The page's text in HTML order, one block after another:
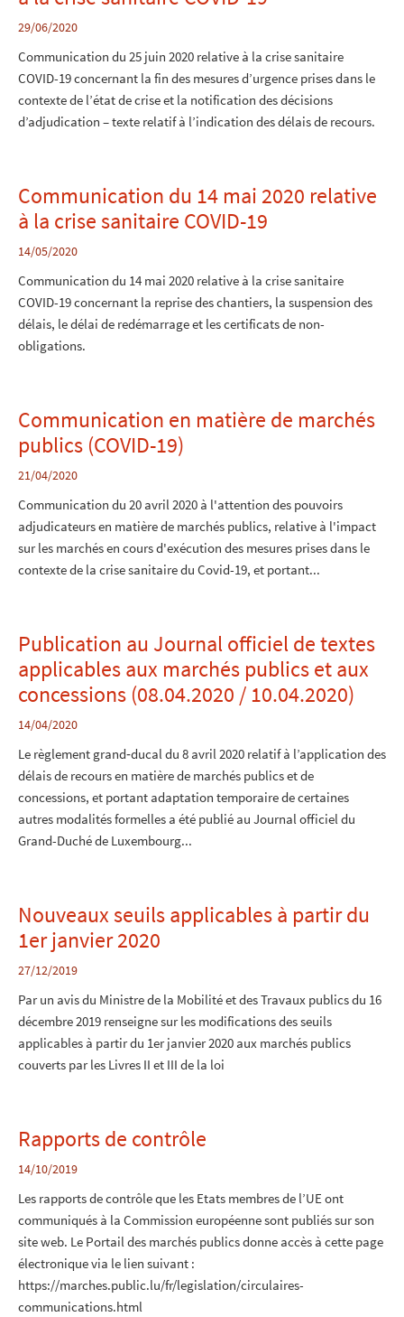
29/06/2020
Communication du 25 juin 2020 relative à la crise sanitaire
COVID-19 concernant la fin des mesures d’urgence prises dans le
contexte de l’état de crise et la notification des décisions
d’adjudication – texte relatif à l’indication des délais de recours.
Communication du 14 mai 2020 relative
à la crise sanitaire COVID-19
14/05/2020
Communication du 14 mai 2020 relative à la crise sanitaire
COVID-19 concernant la reprise des chantiers, la suspension des
délais, le délai de redémarrage et les certificats de non-
obligations.
Communication en matière de marchés
publics (COVID-19)
21/04/2020
Communication du 20 avril 2020 à l'attention des pouvoirs
adjudicateurs en matière de marchés publics, relative à l'impact
sur les marchés en cours d'exécution des mesures prises dans le
contexte de la crise sanitaire du Covid-19, et portant...
Publication au Journal officiel de textes
applicables aux marchés publics et aux
concessions (08.04.2020 / 10.04.2020)
14/04/2020
Le règlement grand‐ducal du 8 avril 2020 relatif à l’application des
délais de recours en matière de marchés publics et de
concessions, et portant adaptation temporaire de certaines
autres modalités formelles a été publié au Journal officiel du
Grand-Duché de Luxembourg...
Nouveaux seuils applicables à partir du
1er janvier 2020
27/12/2019
Par un avis du Ministre de la Mobilité et des Travaux publics du 16
décembre 2019 renseigne sur les modifications des seuils
applicables à partir du 1er janvier 2020 aux marchés publics
couverts par les Livres II et III de la loi
Rapports de contrôle
14/10/2019
Les rapports de contrôle que les Etats membres de l’UE ont
communiqués à la Commission européenne sont publiés sur son
site web. Le Portail des marchés publics donne accès à cette page
électronique via le lien suivant :
https://marches.public.lu/fr/legislation/circulaires-
communications.html